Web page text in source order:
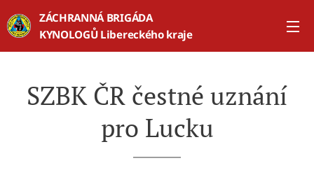
ZÁCHRANNÁ BRIGÁDA
KYNOLOGŮ Libereckého kraje
SZBK ČR čestné uznání
pro Lucku